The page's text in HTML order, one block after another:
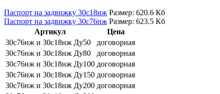
Паспорт на задвижку 30с18нж Размер: 620.6 Кб
Паспорт на задвижку 30с76нж Размер: 623.5 Кб
Артикул
Цена
30с76нж и 30с18нж Ду50
договорная
30с76нж и 30с18нж Ду80
договорная
30с76нж и 30с18нж Ду100 договорная
30с76нж и 30с18нж Ду150 договорная
30с76нж и 30с18нж Ду200 договорная